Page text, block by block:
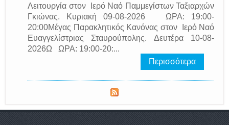
Λειτουργία στον Ιερό Ναό Παμμεγίστων Ταξιαρχών
Γκιώνας. Κυριακή 09-08-2026 ΩΡΑ: 19:00-
20:00Μέγας Παρακλητικός Κανόνας στον Ιερό Ναό
Ευαγγελίστριας Σταυρούπολης. Δευτέρα 10-08-
2026Ω ΩΡΑ: 19:00-20:...
Περισσότερα